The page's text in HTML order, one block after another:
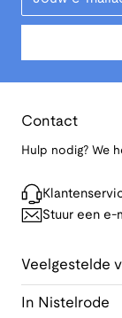
Contact
Hulp nodig? We
Stuur een e-
Veelgestelde
In Nistelrode